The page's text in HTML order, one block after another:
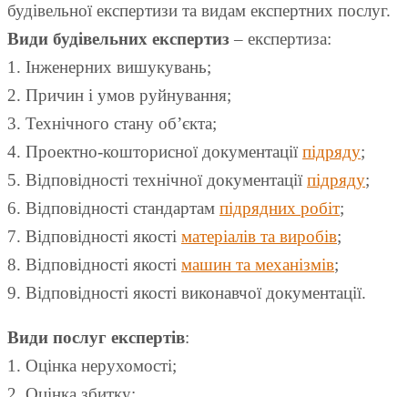
будівельної експертизи та видам експертних послуг.
Види будівельних експертиз – експертиза:
1. Інженерних вишукувань;
2. Причин і умов руйнування;
3. Технічного стану об’єкта;
4. Проектно-кошторисної документації підряду;
5. Відповідності технічної документації підряду;
6. Відповідності стандартам підрядних робіт;
7. Відповідності якості матеріалів та виробів;
8. Відповідності якості машин та механізмів;
9. Відповідності якості виконавчої документації.
Види послуг експертів:
1. Оцінка нерухомості;